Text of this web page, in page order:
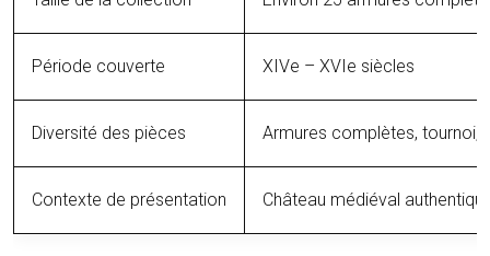
Période couverte XIVe – XVIe siècles
Diversité des pièces Armures complètes, tournoi,
Contexte de présentation Château médiéval